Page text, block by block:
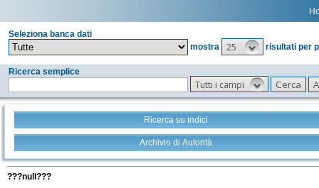
Seleziona banca dati
mostra
25 risultati per
Ricerca semplice
Tutti i campi
Ricerca su indici
Archivio di Autorità
???null???